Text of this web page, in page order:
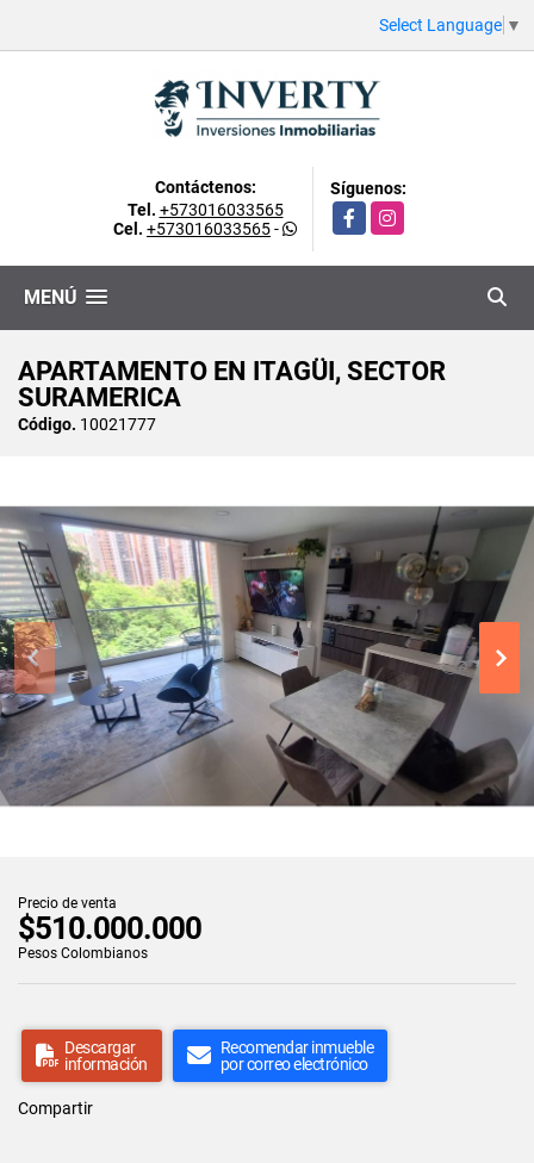
Select Language ▼
Contáctenos:
Tel. +573016033565
Cel. +573016033565-
Síguenos:
FacebookInstagram
MENÚ
APARTAMENTO EN ITAGÜI, SECTOR
SURAMERICA
Código. 10021777
Precio de venta
$510.000.000
Pesos Colombianos
Descargar
información
Recomendar inmueble
por correo electrónico
Compartir